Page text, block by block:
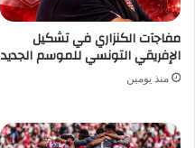
مفاجآت الكنزاري في تشكيل
الإفريقي التونسي للموسم الجديد
منذ يومين